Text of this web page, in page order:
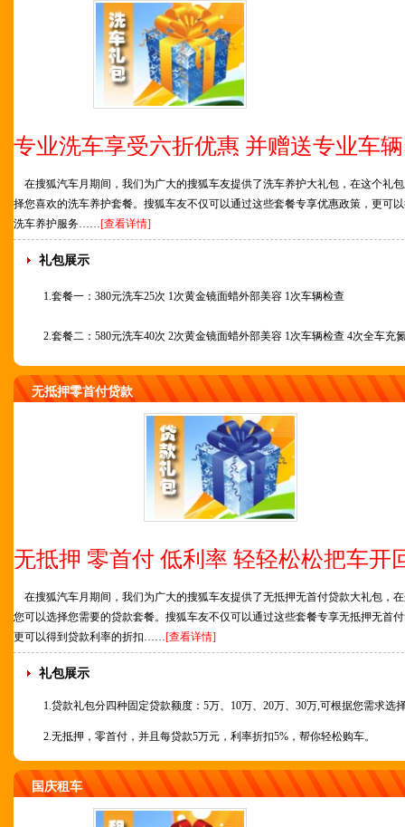
专业洗车享受六折优惠 并赠送专业车
在搜狐汽车月期间，我们为广大的搜狐车友提供了洗车养护大礼包，在这个礼
择您喜欢的洗车养护套餐。搜狐车友不仅可以通过这些套餐专享优惠政策，更可
洗车养护服务……[查看详情]
礼包展示
1.套餐一：380元洗车25次 1次黄金镜面蜡外部美容 1次车辆检查
2.套餐二：580元洗车40次 2次黄金镜面蜡外部美容 1次车辆检查 4次全车充
无抵押零首付贷款
无抵押 零首付 低利率 轻轻松松把车开
在搜狐汽车月期间，我们为广大的搜狐车友提供了无抵押无首付贷款大礼包，
您可以选择您需要的贷款套餐。搜狐车友不仅可以通过这些套餐专享无抵押无首
更可以得到贷款利率的折扣……[查看详情]
礼包展示
1.贷款礼包分四种固定贷款额度：5万、10万、20万、30万,可根据您需求选
2.无抵押，零首付，并且每贷款5万元，利率折扣5%，帮你轻松购车。
国庆租车